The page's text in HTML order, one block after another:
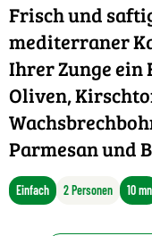
Frisch und
mediterraner
Ihrer Zunge
Oliven,
Parmesan und
Einfach 2 Personen 10 mn